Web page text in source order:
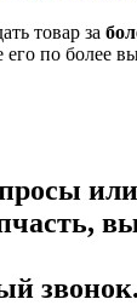
товар за
его по более
звонок.